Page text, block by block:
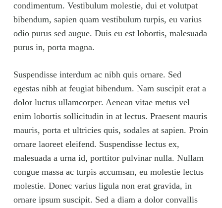
condimentum. Vestibulum molestie, dui et volutpat
bibendum, sapien quam vestibulum turpis, eu varius
odio purus sed augue. Duis eu est lobortis, malesuada
purus in, porta magna.
Suspendisse interdum ac nibh quis ornare. Sed
egestas nibh at feugiat bibendum. Nam suscipit erat a
dolor luctus ullamcorper. Aenean vitae metus vel
enim lobortis sollicitudin in at lectus. Praesent mauris
mauris, porta et ultricies quis, sodales at sapien. Proin
ornare laoreet eleifend. Suspendisse lectus ex,
malesuada a urna id, porttitor pulvinar nulla. Nullam
congue massa ac turpis accumsan, eu molestie lectus
molestie. Donec varius ligula non erat gravida, in
ornare ipsum suscipit. Sed a diam a dolor convallis